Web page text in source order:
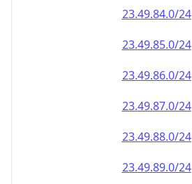
23.49.90.0/24
23.49.91.0/24
23.49.92.0/24
23.49.93.0/24
23.49.94.0/24
23.49.95.0/24